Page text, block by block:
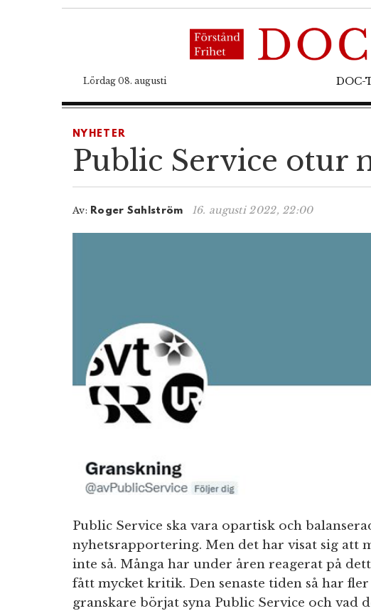
Lördag 08. augusti DOC-
NYHETER
Public Service otur
Av: Roger Sahlström 16. augusti 2022, 22:00
Public Service ska vara opartisk och
nyhetsrapportering. Men det har visat sig att
inte så. Många har under åren reagerat på
fått mycket kritik. Den senaste tiden så har
granskare börjat syna Public Service och vad